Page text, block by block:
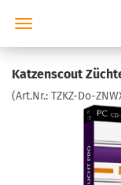
Katzenscout
(Art.Nr.: TZKZ-Do-